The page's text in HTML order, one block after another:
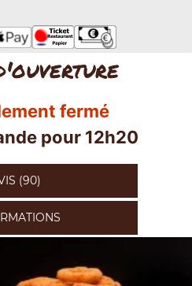
fermé
pour 12h20
(90)